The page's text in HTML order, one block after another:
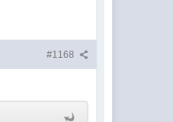
#1168